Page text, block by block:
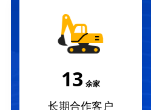
14 余家
长期合作客户